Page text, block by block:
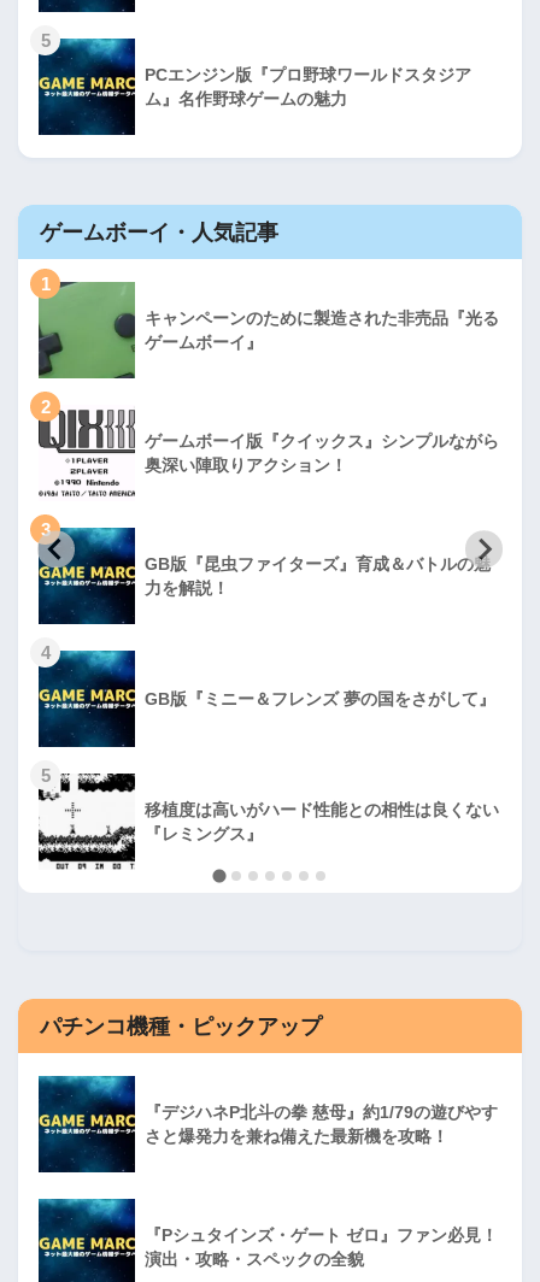
5
PCエンジン版『プロ野球ワールドスタジア
ム』名作野球ゲームの魅力
ゲームボーイ・人気記事
1
キャンペーンのために製造された非売品『光る
ゲームボーイ』
2
ゲームボーイ版『クイックス』シンプルながら
奥深い陣取りアクション！
3
GB版『昆虫ファイターズ』育成＆バトルの魅
力を解説！
4
GB版『ミニー＆フレンズ 夢の国をさがして』
5
移植度は高いがハード性能との相性は良くない
『レミングス』
パチンコ機種・ピックアップ
『デジハネP北斗の拳 慈母』約1/79の遊びやす
さと爆発力を兼ね備えた最新機を攻略！
『Pシュタインズ・ゲート ゼロ』ファン必見！
演出・攻略・スペックの全貌